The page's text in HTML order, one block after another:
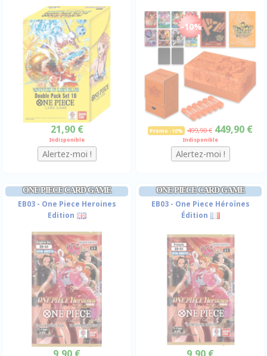
21,90 €
Indisponible
-10%
Promo -10% 499,90 € 449,90 €
Indisponible
ONE PIECE CARD GAME
EB03 - One Piece Heroines
Edition
ONE PIECE CARD GAME
EB03 - One Piece Héroïnes
Édition